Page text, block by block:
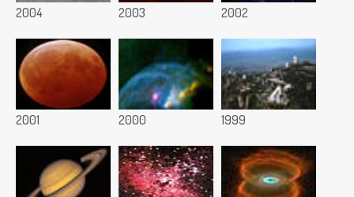
2004 2003 2002
2001 2000 1999